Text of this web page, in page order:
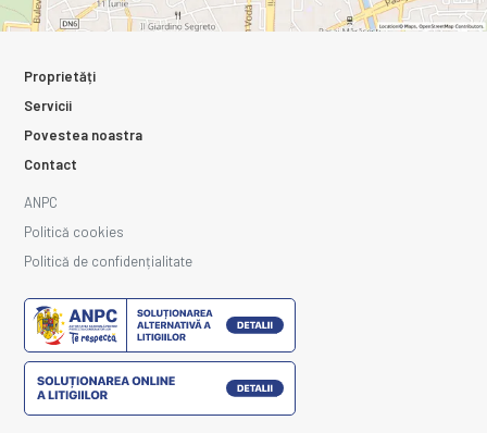
Proprietăți
Servicii
Povestea noastra
Contact
ANPC
Politică cookies
Politică de confidențialitate